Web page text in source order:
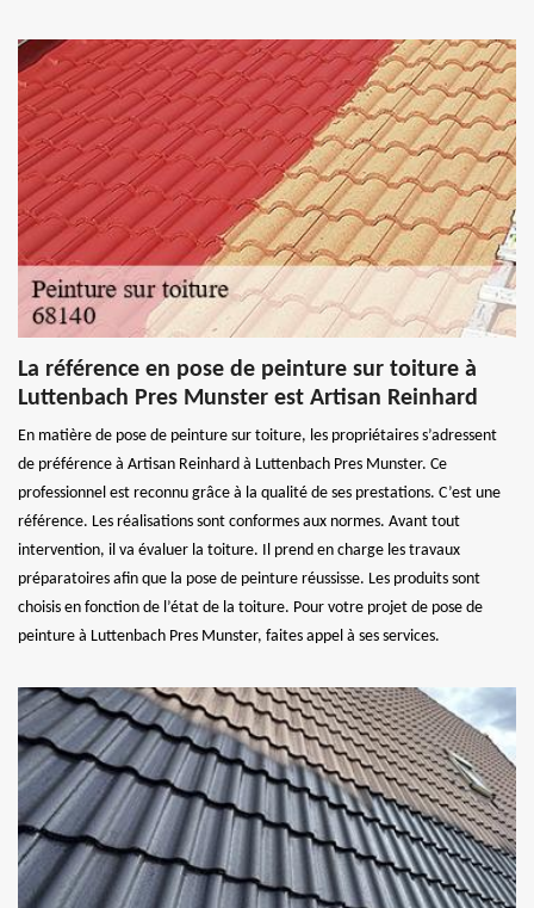
La référence en pose de peinture sur toiture à
Luttenbach Pres Munster est Artisan Reinhard
En matière de pose de peinture sur toiture, les propriétaires s’adressent
de préférence à Artisan Reinhard à Luttenbach Pres Munster. Ce
professionnel est reconnu grâce à la qualité de ses prestations. C’est une
référence. Les réalisations sont conformes aux normes. Avant tout
intervention, il va évaluer la toiture. Il prend en charge les travaux
préparatoires afin que la pose de peinture réussisse. Les produits sont
choisis en fonction de l’état de la toiture. Pour votre projet de pose de
peinture à Luttenbach Pres Munster, faites appel à ses services.